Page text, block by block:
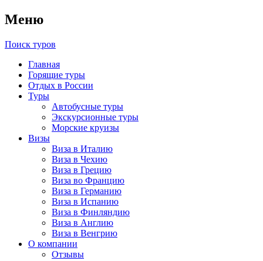
Меню
Поиск туров
Главная
Горящие туры
Отдых в России
Туры
Автобусные туры
Экскурсионные туры
Морские круизы
Визы
Виза в Италию
Виза в Чехию
Виза в Грецию
Виза во Францию
Виза в Германию
Виза в Испанию
Виза в Финляндию
Виза в Англию
Виза в Венгрию
О компании
Отзывы